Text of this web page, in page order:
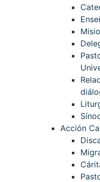
Acción